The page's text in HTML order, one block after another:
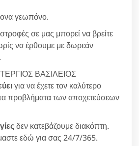
γεωπόνο.
σε μας μπορεί να βρείτε
να έρθουμε με δωρεάν
ΒΑΣΙΛΕΙΟΣ
για να έχετε τον καλύτερο
προβλήματα των αποχετεύσεων
δεν κατεβάζουμε διακόπτη.
εδώ για σας 24/7/365.